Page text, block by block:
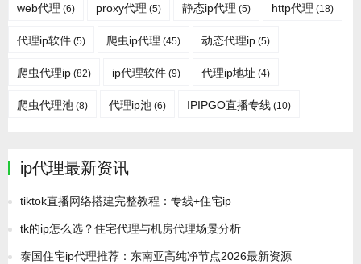
web代理 (6) proxy代理 (5) 静态ip代理 (5) http代理 (18)
代理ip软件 (5) 爬虫ip代理 (45) 动态代理ip (5)
爬虫代理ip (82) ip代理软件 (9) 代理ip地址 (4)
爬虫代理池 (8) 代理ip池 (6) IPIPGO直播专线 (10)
ip代理最新资讯
tiktok直播网络搭建完整教程：专线+住宅ip
tk的ip怎么选？住宅代理与机房代理场景分析
泰国住宅ip代理推荐：东南亚高纯净节点2026最新资源